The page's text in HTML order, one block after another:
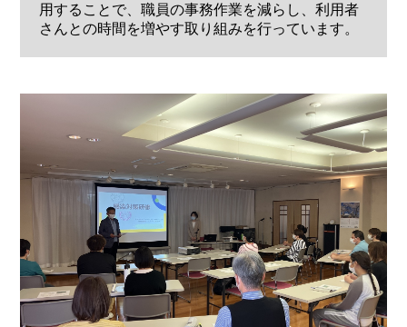
用することで、職員の事務作業を減らし、利用者
さんとの時間を増やす取り組みを行っています。